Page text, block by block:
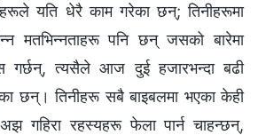
यति धेरै काम गरेका छन्; तिनीहरूमा
मतभिन्नताहरू पनि छन् जसको बारेमा
गर्छन्, त्यसैले आज दुई हजारभन्दा बढी
छन्। तिनीहरू सबै बाइबलमा भएका केही
गहिरा रहस्यहरू फेला पार्न चाहन्छन्,